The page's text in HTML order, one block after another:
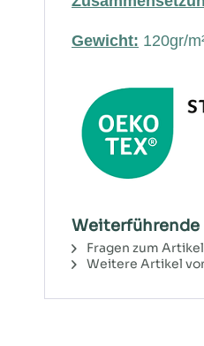
Gewicht: 120gr/
Weiterführende
Fragen zum
Weitere Artikel